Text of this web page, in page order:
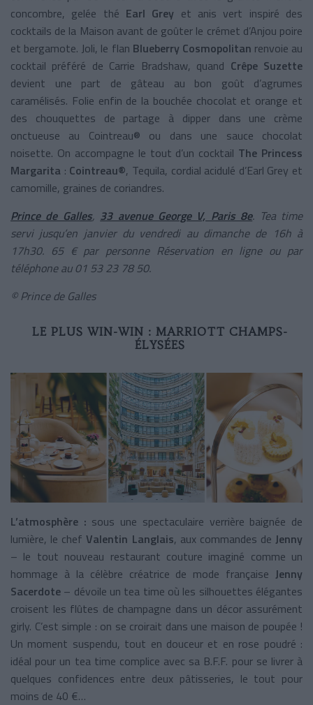
concombre, gelée thé Earl Grey et anis vert inspiré des
cocktails de la Maison avant de goûter le crémet d’Anjou poire
et bergamote. Joli, le flan Blueberry Cosmopolitan renvoie au
cocktail préféré de Carrie Bradshaw, quand Crêpe Suzette
devient une part de gâteau au bon goût d’agrumes
caramélisés. Folie enfin de la bouchée chocolat et orange et
des chouquettes de partage à dipper dans une crème
onctueuse au Cointreau® ou dans une sauce chocolat
noisette. On accompagne le tout d’un cocktail The Princess
Margarita : Cointreau®, Tequila, cordial acidulé d’Earl Grey et
camomille, graines de coriandres.
Prince de Galles, 33 avenue George V, Paris 8e. Tea time
servi jusqu’en janvier du vendredi au dimanche de 16h à
17h30. 65 € par personne Réservation en ligne ou par
téléphone au 01 53 23 78 50.
© Prince de Galles
LE PLUS WIN-WIN : MARRIOTT CHAMPS-
ÉLYSÉES
L’atmosphère : sous une spectaculaire verrière baignée de
lumière, le chefValentin Langlais, aux commandes de Jenny
– le tout nouveau restaurant couture imaginé comme un
hommage à la célèbre créatrice de mode française Jenny
Sacerdote – dévoile un tea time où les silhouettes élégantes
croisent les flûtes de champagne dans un décor assurément
girly. C’est simple : on se croirait dans une maison de poupée !
Un moment suspendu, tout en douceur et en rose poudré :
idéal pour un tea time complice avec sa B.F.F. pour se livrer à
quelques confidences entre deux pâtisseries, le tout pour
moins de 40 €…